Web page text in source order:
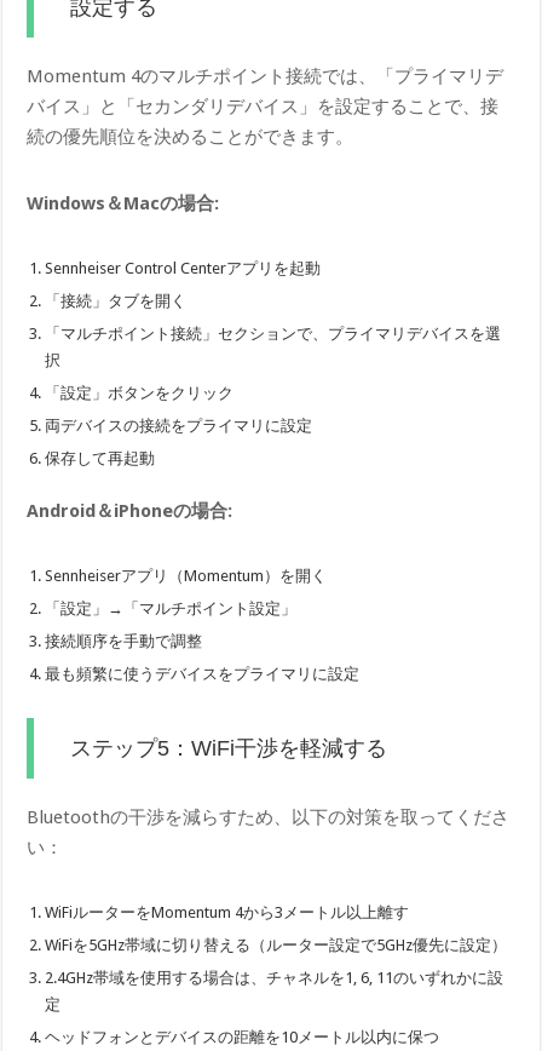
設定する
Momentum 4のマルチポイント接続では、「プライマリデ
バイス」と「セカンダリデバイス」を設定することで、接
続の優先順位を決めることができます。
Windows＆Macの場合:
Sennheiser Control Centerアプリを起動
「接続」タブを開く
「マルチポイント接続」セクションで、プライマリデバイスを選
択
「設定」ボタンをクリック
両デバイスの接続をプライマリに設定
保存して再起動
Android＆iPhoneの場合:
Sennheiserアプリ（Momentum）を開く
「設定」→「マルチポイント設定」
接続順序を手動で調整
最も頻繁に使うデバイスをプライマリに設定
ステップ5：WiFi干渉を軽減する
Bluetoothの干渉を減らすため、以下の対策を取ってくださ
い：
WiFiルーターをMomentum 4から3メートル以上離す
WiFiを5GHz帯域に切り替える（ルーター設定で5GHz優先に設定）
2.4GHz帯域を使用する場合は、チャネルを1, 6, 11のいずれかに設
定
ヘッドフォンとデバイスの距離を10メートル以内に保つ